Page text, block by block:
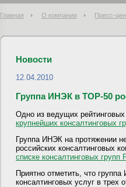
Главная О компании Пресс-
Новости
12.04.2010
Группа ИНЭК в TOP-50
Одно из ведущих рейтинговых
крупнейших консалтинговых
Группа ИНЭК на протяжении
российских консалтинговых
списке консалтинговых групп
Приятно отметить, что
консалтинговых услуг в трех